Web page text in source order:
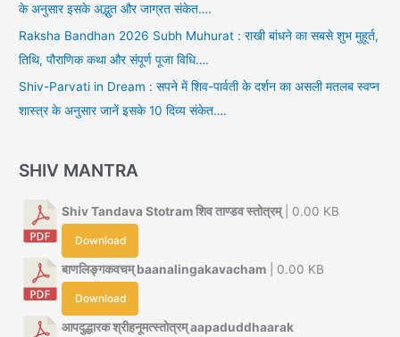
के अनुसार इसके अद्भुत और जाग्रत संकेत….
Raksha Bandhan 2026 Subh Muhurat : राखी बांधने का सबसे शुभ मुहूर्त,
तिथि, पौराणिक कथा और संपूर्ण पूजा विधि….
Shiv-Parvati in Dream : सपने में शिव-पार्वती के दर्शन का असली मतलब स्वप्न
शास्त्र के अनुसार जानें इसके 10 दिव्य संकेत….
SHIV MANTRA
Shiv Tandava Stotram शिव ताण्डव स्तोत्रम्| 0.00 KB
Download
बाणलिङ्गकवचम् baanalingakavacham | 0.00 KB
Download
आपदुद्धारक श्रीहनूमत्स्तोत्रम् aapaduddhaarak